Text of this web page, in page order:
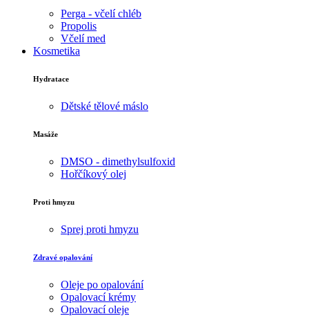
Perga - včelí chléb
Propolis
Včelí med
Kosmetika
Hydratace
Dětské tělové máslo
Masáže
DMSO - dimethylsulfoxid
Hořčíkový olej
Proti hmyzu
Sprej proti hmyzu
Zdravé opalování
Oleje po opalování
Opalovací krémy
Opalovací oleje